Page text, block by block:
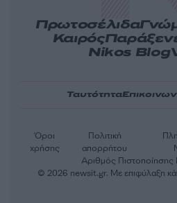
Πρωτοσέλιδα
Καιρός
Nikos Blog
Ταυτότητα
Αριθμός
Όροι
χρήσης
Πολιτική
απορρήτου
© 2026 newsit.gr. Με επιφύλαξη